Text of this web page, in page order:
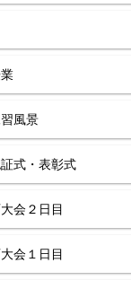
風景
式・表彰式
会２日目
会１日目